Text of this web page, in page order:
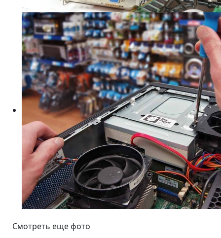
Смотреть еще фото